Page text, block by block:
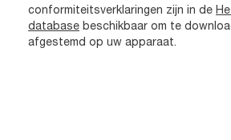
conformiteitsverklaringen zijn in de
database beschikbaar om te
afgestemd op uw apparaat.